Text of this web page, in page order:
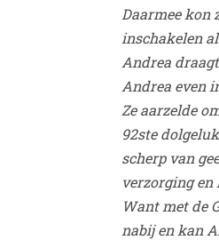
Daarmee kon
inschakelen
Andrea
Andrea even
Ze aarzelde
92ste
scherp van
verzorging en
Want met de
nabij en kan